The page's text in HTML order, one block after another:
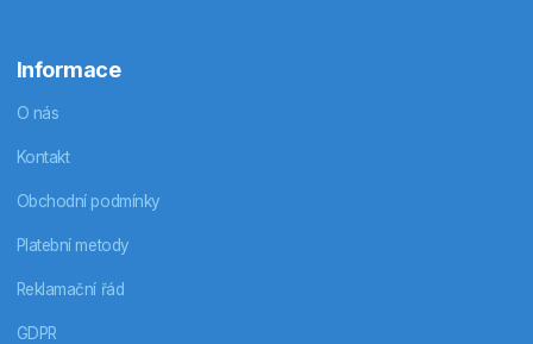
Informace
O nás
Kontakt
Obchodní podmínky
Platební metody
Reklamační řád
GDPR